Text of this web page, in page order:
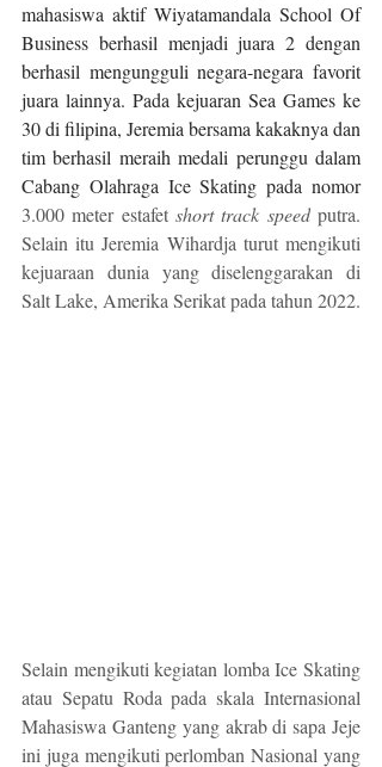
mahasiswa aktif Wiyatamandala School Of
Business berhasil menjadi juara 2 dengan
berhasil mengungguli negara-negara favorit
juara lainnya. Pada kejuaran Sea Games ke
30 di filipina, Jeremia bersama kakaknya dan
tim berhasil meraih medali perunggu dalam
Cabang Olahraga Ice Skating pada nomor
3.000 meter estafet short track speed putra.
Selain itu Jeremia Wihardja turut mengikuti
kejuaraan dunia yang diselenggarakan di
Salt Lake, Amerika Serikat pada tahun 2022.
Selain mengikuti kegiatan lomba Ice Skating
atau Sepatu Roda pada skala Internasional
Mahasiswa Ganteng yang akrab di sapa Jeje
ini juga mengikuti perlomban Nasional yang